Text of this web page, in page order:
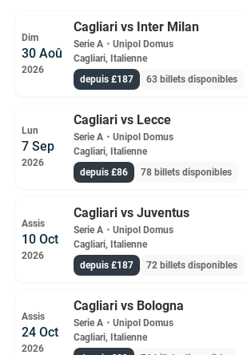
Dim
30 Aoû
2026
Cagliari vs Inter Milan
Serie A ・ Unipol Domus
Cagliari, Italienne
depuis £187
63 billets disponibles
Lun
7 Sep
2026
Cagliari vs Lecce
Serie A ・ Unipol Domus
Cagliari, Italienne
depuis £86
78 billets disponibles
Assis
10 Oct
2026
Cagliari vs Juventus
Serie A ・ Unipol Domus
Cagliari, Italienne
depuis £187
72 billets disponibles
Assis
24 Oct
2026
Cagliari vs Bologna
Serie A ・ Unipol Domus
Cagliari, Italienne